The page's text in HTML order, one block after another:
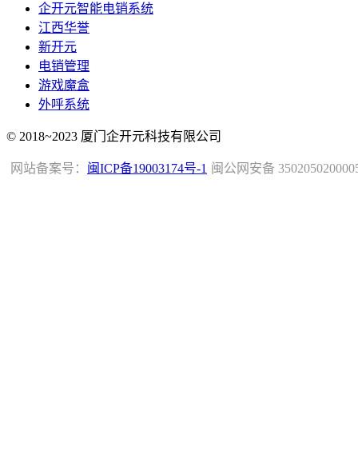
企开元智能电销系统
江西华誉
新开元
电销管理
游戏魔盒
外呼系统
© 2018~2023 厦门企开元科技有限公司
闽公网安备
网站备案号： 闽ICP备19003174号-1